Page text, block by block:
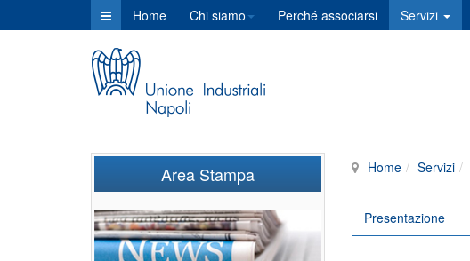
Home Chi siamo Perché associarsi Servizi
Home Servizi
Presentazione
Area Stampa